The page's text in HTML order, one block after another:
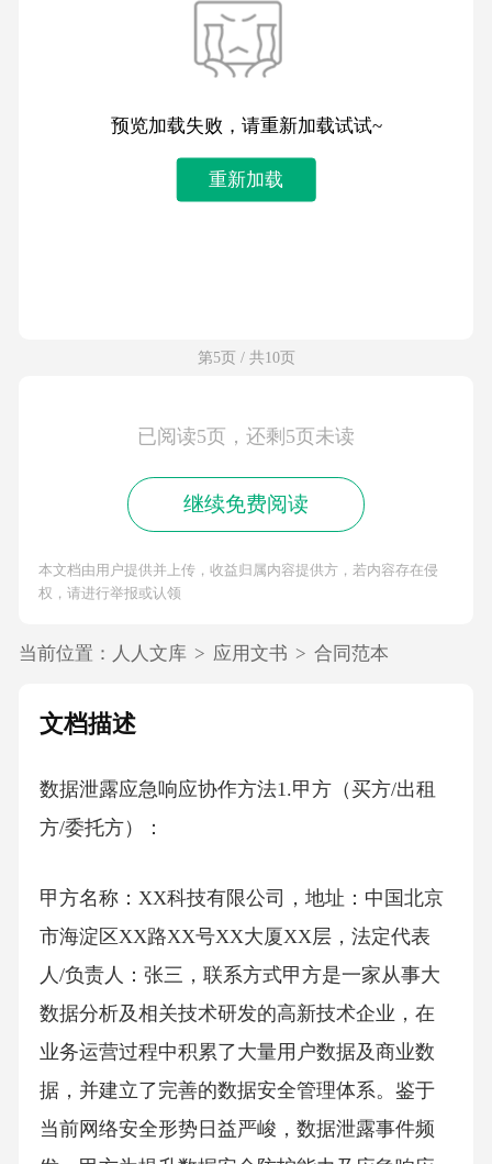
预览加载失败，请重新加载试试~
重新加载
第5页 / 共10页
已阅读5页，还剩5页未读
继续免费阅读
本文档由用户提供并上传，收益归属内容提供方，若内容存在侵
权，请进行举报或认领
当前位置： 人人文库 > 应用文书 > 合同范本
文档描述
数据泄露应急响应协作方法1.甲方（买方/出租
方/委托方）：
甲方名称：XX科技有限公司，地址：中国北京
市海淀区XX路XX号XX大厦XX层，法定代表
人/负责人：张三，联系方式甲方是一家从事大
数据分析及相关技术研发的高新技术企业，在
业务运营过程中积累了大量用户数据及商业数
据，并建立了完善的数据安全管理体系。鉴于
当前网络安全形势日益严峻，数据泄露事件频